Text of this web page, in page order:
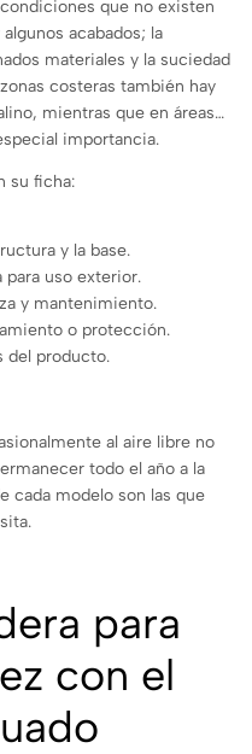
que no existen
acabados; la
materiales y la suciedad
costeras también hay
mientras que en áreas
importancia.
su ficha:
y la base.
para uso exterior.
y mantenimiento.
o protección.
del producto.
al aire libre no
todo el año a la
cada modelo son las que
para
con el